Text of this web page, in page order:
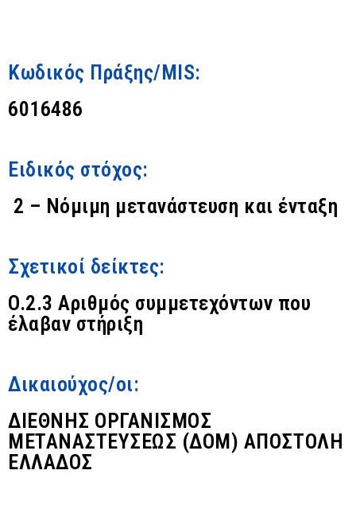
Κωδικός Πράξης/MIS:
6016486
Ειδικός στόχος:
2 – Νόμιμη μετανάστευση και ένταξη
Σχετικοί δείκτες:
O.2.3 Αριθμός συμμετεχόντων που
έλαβαν στήριξη
Δικαιούχος/οι:
ΔΙΕΘΝΗΣ ΟΡΓΑΝΙΣΜΟΣ
ΜΕΤΑΝΑΣΤΕΥΣΕΩΣ (ΔΟΜ) ΑΠΟΣΤΟΛΗ
ΕΛΛΑΔΟΣ